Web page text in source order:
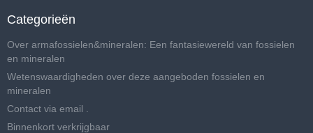
Categorieën
Over armafossielen&mineralen: Een fantasiewereld van fossielen
en mineralen
Wetenswaardigheden over deze aangeboden fossielen en
mineralen
Contact via email .
Binnenkort verkrijgbaar